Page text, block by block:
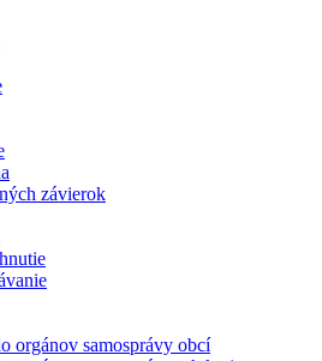
závierok
orgánov samosprávy obcí